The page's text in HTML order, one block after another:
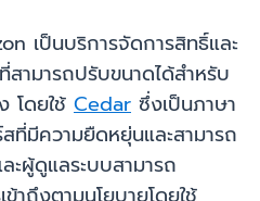
เป็นบริการจัดการสิทธิ์และ
สามารถปรับขนาดได้สำหรับ
โดยใช้ Cedar ซึ่งเป็นภาษา
ที่มีความยืดหยุ่นและสามารถ
ะผู้ดูแลระบบสามารถ